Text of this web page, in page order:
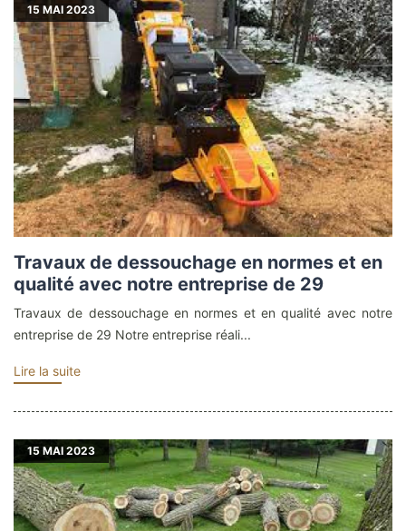
15 MAI 2023
Travaux de dessouchage en normes et en
qualité avec notre entreprise de 29
Travaux de dessouchage en normes et en qualité avec notre
entreprise de 29 Notre entreprise réali...
Lire la suite
15 MAI 2023